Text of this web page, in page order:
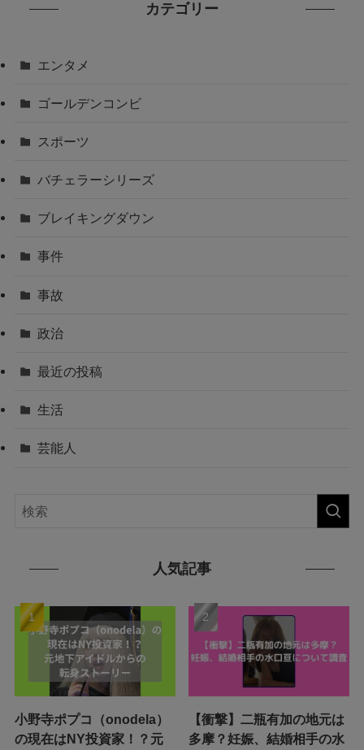
カテゴリー
エンタメ
ゴールデンコンビ
スポーツ
バチェラーシリーズ
ブレイキングダウン
事件
事故
政治
最近の投稿
生活
芸能人
人気記事
小野寺ポプコ（onodela）
の現在はNY投資家！？元
【衝撃】二瓶有加の地元は
多摩？妊娠、結婚相手の水